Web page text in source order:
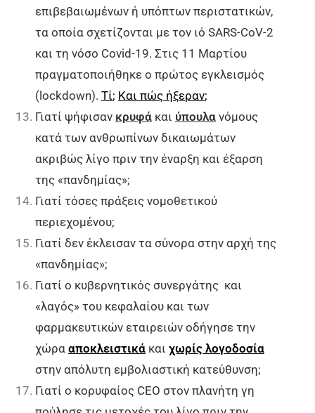
επιβεβαιωμένων ή υπόπτων περιστατικών,
τα οποία σχετίζονται με τον ιό SARS-CoV-2
και τη νόσο Covid-19. Στις 11 Μαρτίου
πραγματοποιήθηκε ο πρώτος εγκλεισμός
(lockdown). Τί; Και πώς ήξεραν;
Γιατί ψήφισαν κρυφά και ύπουλα νόμους
κατά των ανθρωπίνων δικαιωμάτων
ακριβώς λίγο πριν την έναρξη και έξαρση
της «πανδημίας»;
Γιατί τόσες πράξεις νομοθετικού
περιεχομένου;
Γιατί δεν έκλεισαν τα σύνορα στην αρχή της
«πανδημίας»;
Γιατί ο κυβερνητικός συνεργάτης και
«λαγός» του κεφαλαίου και των
φαρμακευτικών εταιρειών οδήγησε την
χώρα αποκλειστικά και χωρίς λογοδοσία
στην απόλυτη εμβολιαστική κατεύθυνση;
Γιατί ο κορυφαίος CEO στον πλανήτη γη